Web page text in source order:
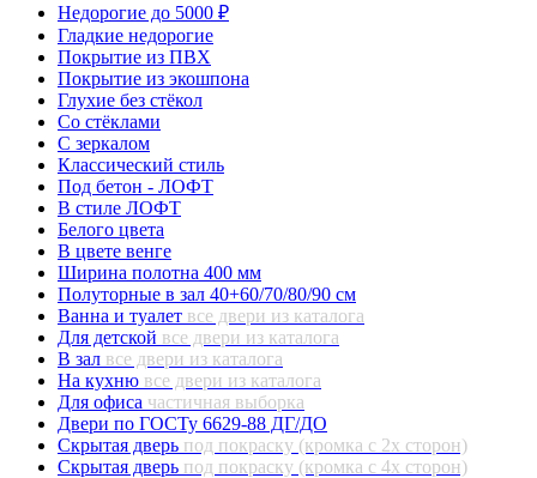
Недорогие до 5000 ₽
Гладкие недорогие
Покрытие из ПВХ
Покрытие из экошпона
Глухие без стёкол
Со стёклами
С зеркалом
Классический стиль
Под бетон - ЛОФТ
В стиле ЛОФТ
Белого цвета
В цвете венге
Ширина полотна 400 мм
Полуторные в зал 40+60/70/80/90 см
Ванна и туалет все двери из каталога
Для детской все двери из каталога
В зал все двери из каталога
На кухню все двери из каталога
Для офиса частичная выборка
Двери по ГОСТу 6629-88 ДГ/ДО
Скрытая дверь под покраску (кромка с 2х сторон)
Скрытая дверь под покраску (кромка с 4х сторон)